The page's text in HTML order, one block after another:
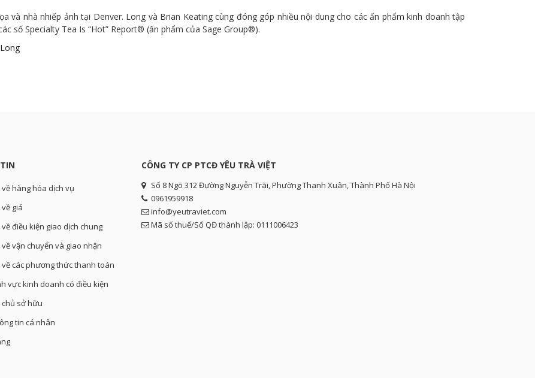
và nhà nhiếp ảnh tại Denver. Long và Brian Keating cùng đóng góp nhiều nội dung cho các ấn phẩm kinh doanh tập
số Specialty Tea Is “Hot” Report® (ấn phẩm của Sage Group®).
hàng hóa dịch vụ
giá
điều kiện giao dịch chung
vận chuyển và giao nhận
về các phương thức thanh toán
vực kinh doanh có điều kiện
sở hữu
tin cá nhân
CÔNG TY CP PTCĐ YÊU TRÀ VIỆT
Số 8 Ngõ 312 Đường Nguyễn Trãi, Phường Thanh Xuân, Thành Phố Hà Nội
0961959918
info@yeutraviet.com
Mã số thuế/Số QĐ thành lập: 0111006423